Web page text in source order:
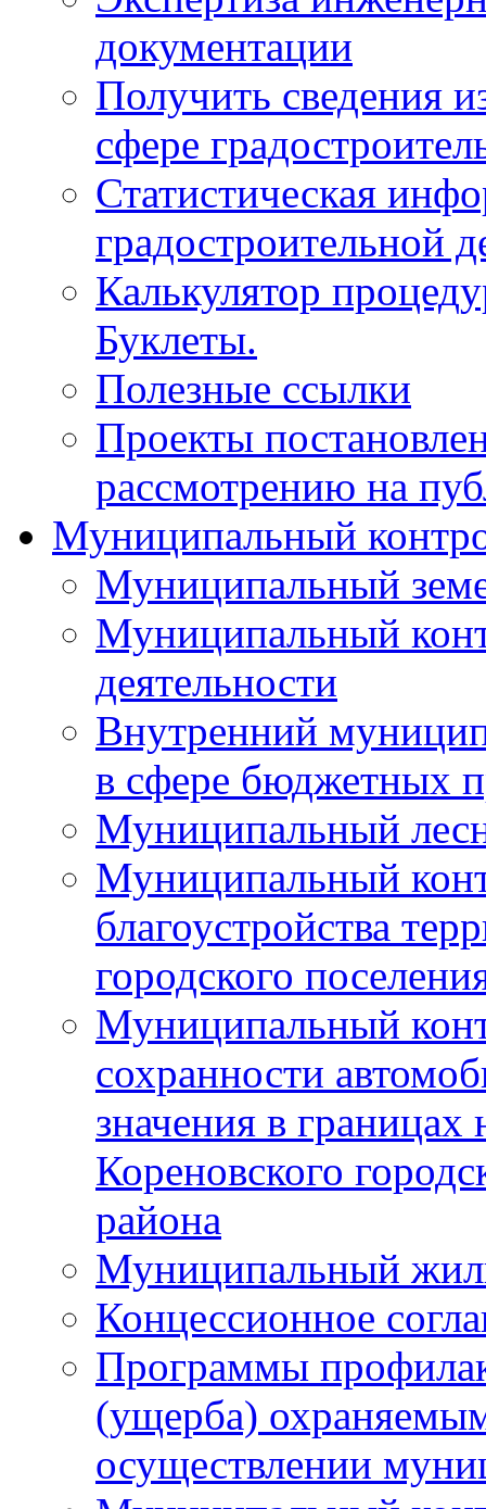
документации
Получить сведения
сфере
Статистическая
градостроительной
Калькулятор
Буклеты.
Полезные ссылки
Проекты
рассмотрению на
Муниципальный
Муниципальный
Муниципальный
деятельности
Внутренний
в сфере бюджетных
Муниципальный
Муниципальный
благоустройства
городского
Муниципальный
сохранности
значения в
Кореновского
района
Муниципальный
Концессионное
Программы
(ущерба)
осуществлении